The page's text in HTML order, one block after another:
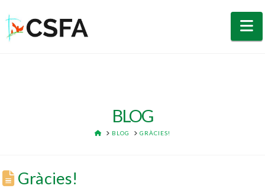
BLOG
HOME
BLOG GRÀCIES!
Gràcies!